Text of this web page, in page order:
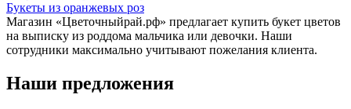
Букеты из оранжевых роз
Магазин «Цветочныйрай.рф» предлагает купить букет цветов
на выписку из роддома мальчика или девочки. Наши
сотрудники максимально учитывают пожелания клиента.
Наши предложения